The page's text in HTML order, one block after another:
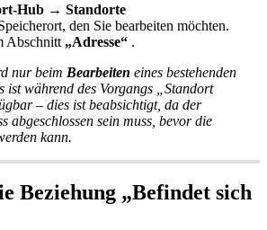
Hub → Standorte
den Sie bearbeiten möchten.
Abschnitt „Adresse“ .
nur beim Bearbeiten eines bestehenden
ist während des Vorgangs „Standort
– dies ist beabsichtigt, da der
abgeschlossen sein muss, bevor die
kann.
Beziehung „Befindet sich